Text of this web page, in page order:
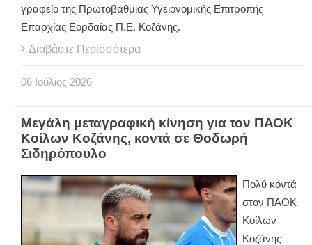
γραφείο της Πρωτοβάθμιας Υγειονομικής Επιτροπής
Επαρχίας Εορδαίας Π.Ε. Κοζάνης.
Διαβάστε Περισσότερα
06 Ιούλιος 2026
Μεγάλη μεταγραφική κίνηση για τον ΠΑΟΚ
Κοίλων Κοζάνης, κοντά σε Θοδωρή
Σιδηρόπουλο
Πολύ κοντά
στον ΠΑΟΚ
Κοίλων
Κοζάνης